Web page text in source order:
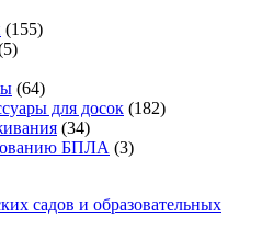
(155)
(64)
для досок (182)
(34)
БПЛА (3)
садов и образовательных